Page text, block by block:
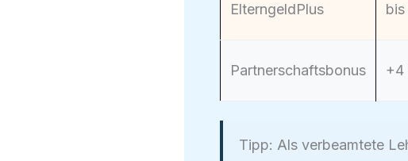
ElterngeldPlus
Partnerschaftsbonus +4
Tipp: Als verbeamtete